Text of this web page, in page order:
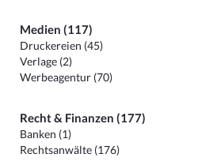
Medien (117)
Druckereien (45)
Verlage (2)
Werbeagentur (70)
Recht & Finanzen (177)
Banken (1)
Rechtsanwälte (176)